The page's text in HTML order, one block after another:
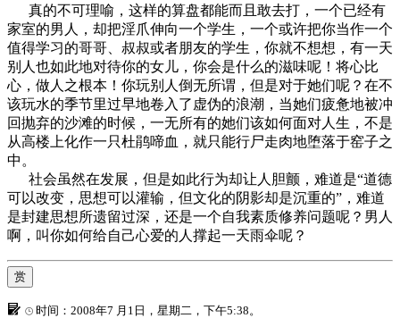
真的不可理喻，这样的算盘都能而且敢去打，一个已经有
家室的男人，却把淫爪伸向一个学生，一个或许把你当作一个
值得学习的哥哥、叔叔或者朋友的学生，你就不想想，有一天
别人也如此地对待你的女儿，你会是什么的滋味呢！将心比
心，做人之根本！你玩别人倒无所谓，但是对于她们呢？在不
该玩水的季节里过早地卷入了虚伪的浪潮，当她们疲惫地被冲
回抛弃的沙滩的时候，一无所有的她们该如何面对人生，不是
从高楼上化作一只杜鹃啼血，就只能行尸走肉地堕落于窑子之
中。
社会虽然在发展，但是如此行为却让人胆颤，难道是“道德
可以改变，思想可以灌输，但文化的阴影却是沉重的”，难道
是封建思想所遗留过深，还是一个自我素质修养问题呢？男人
啊，叫你如何给自己心爱的人撑起一天雨伞呢？
赏
时间：2008年7 月1日，星期二，下午5:38。